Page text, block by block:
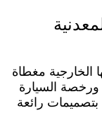
الخارجية مغطاة
ورخصة السيارة
بتصميمات رائعة